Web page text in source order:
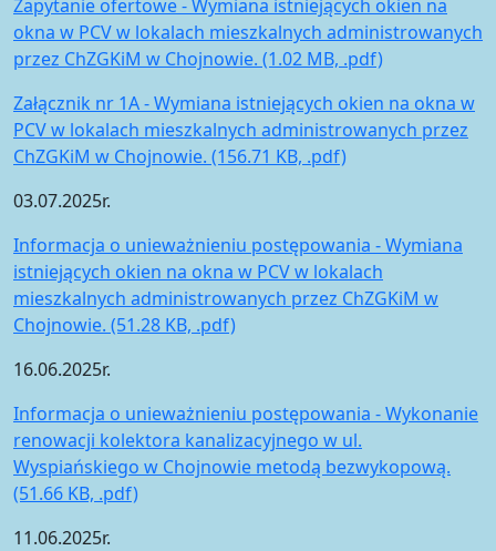
Zapytanie ofertowe - Wymiana istniejących okien na
okna w PCV w lokalach mieszkalnych administrowanych
przez ChZGKiM w Chojnowie. (1.02 MB, .pdf)
Załącznik nr 1A - Wymiana istniejących okien na okna w
PCV w lokalach mieszkalnych administrowanych przez
ChZGKiM w Chojnowie. (156.71 KB, .pdf)
03.07.2025r.
Informacja o unieważnieniu postępowania - Wymiana
istniejących okien na okna w PCV w lokalach
mieszkalnych administrowanych przez ChZGKiM w
Chojnowie. (51.28 KB, .pdf)
16.06.2025r.
Informacja o unieważnieniu postępowania - Wykonanie
renowacji kolektora kanalizacyjnego w ul.
Wyspiańskiego w Chojnowie metodą bezwykopową.
(51.66 KB, .pdf)
11.06.2025r.